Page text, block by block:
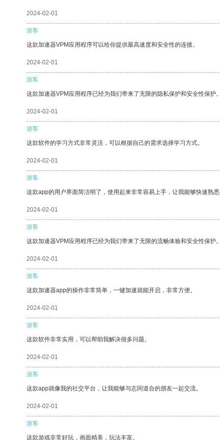
2024-02-01
游客
这款加速器VPM应用程序可以给你提供最高速度和安全性的连接。
2024-02-01
游客
这款加速器VPM应用程序已经为我们带来了无限的隐私保护和安全性保护
2024-02-01
游客
这款软件的学习方式非常灵活，可以根据自己的需求选择学习方式。
2024-02-01
游客
这款app的用户界面简洁明了，使用起来非常容易上手，让我能够快速熟
2024-02-01
游客
这款加速器VPM应用程序已经为我们带来了无限的流畅体验和安全性保护
2024-02-01
游客
这款加速器app的操作非常简单，一键加速就能开启，非常方便。
2024-02-01
游客
这款软件非常实用，可以帮助我解决很多问题。
2024-02-01
游客
这款app就像我的社交平台，让我能够与志同道合的朋友一起交流。
2024-02-01
游客
这款游戏非常好玩，画面精美，玩法丰富。